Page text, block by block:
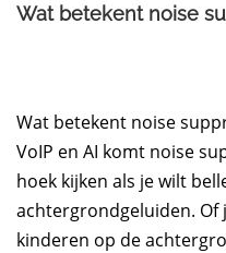
Wat betekent noise
Wat betekent noise
VoIP en AI komt noise
hoek kijken als je wilt
achtergrondgeluiden.
kinderen op de